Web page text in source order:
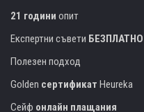
21 години опит
Експертни съвети БЕЗПЛАТНО
Полезен подход
Golden сертификат Heureka
Сейф онлайн плащания